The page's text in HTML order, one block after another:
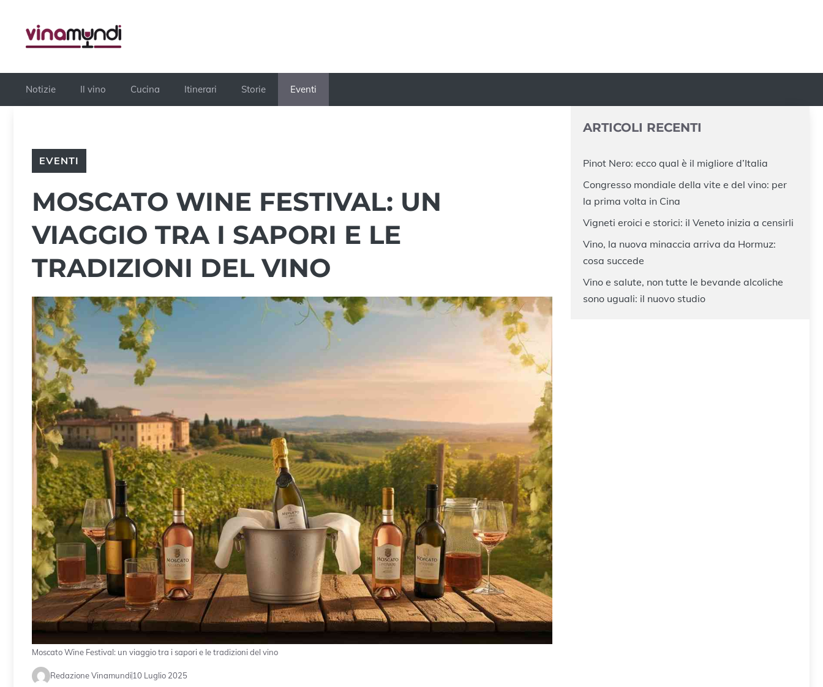
contenuto
Notizie Il vino Cucina Itinerari Storie Eventi
EVENTI
MOSCATO WINE FESTIVAL: UN
VIAGGIO TRA I SAPORI E LE
TRADIZIONI DEL VINO
Moscato Wine Festival: un viaggio tra i sapori e le tradizioni del vino
Redazione Vinamundi10 Luglio 2025
ARTICOLI RECENTI
Pinot Nero: ecco qual è il migliore d’Italia
Congresso mondiale della vite e del vino: per
la prima volta in Cina
Vigneti eroici e storici: il Veneto inizia a censirli
Vino, la nuova minaccia arriva da Hormuz:
cosa succede
Vino e salute, non tutte le bevande alcoliche
sono uguali: il nuovo studio